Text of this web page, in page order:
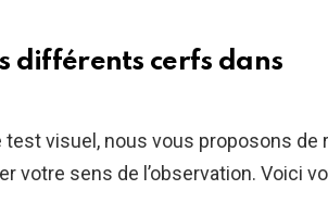
différents cerfs dans
test visuel, nous vous proposons de
votre sens de l’observation. Voici